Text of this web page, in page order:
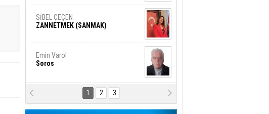
SİBEL ÇEÇEN
ZANNETMEK (SANMAK)
Emin Varol
Soros
Karanlık DNA Kuşaklararası
Şiddetin Biyolojik Faturası
1 2 3